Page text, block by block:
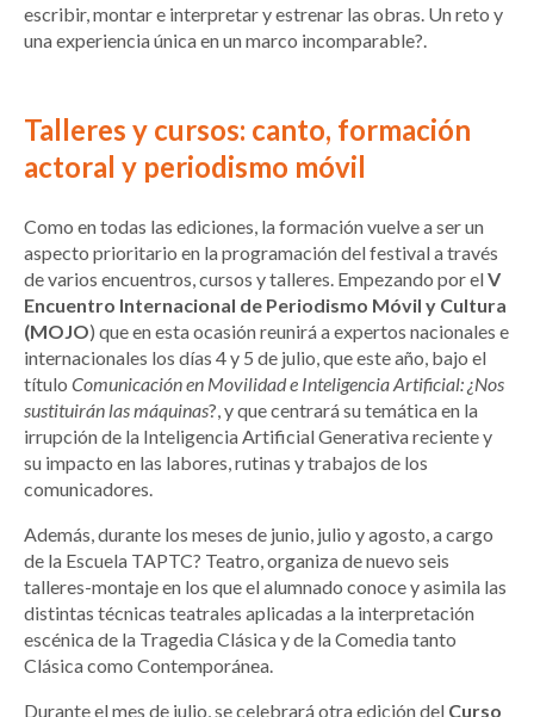
escribir, montar e interpretar y estrenar las obras. Un reto y
una experiencia única en un marco incomparable?.
Talleres y cursos: canto, formación
actoral y periodismo móvil
Como en todas las ediciones, la formación vuelve a ser un
aspecto prioritario en la programación del festival a través
de varios encuentros, cursos y talleres. Empezando por elV
Encuentro Internacional de Periodismo Móvil y Cultura
(MOJO) que en esta ocasión reunirá a expertos nacionales e
internacionales los días 4 y 5 de julio, que este año, bajo el
título Comunicación en Movilidad e Inteligencia Artificial: ¿Nos
sustituirán las máquinas?, y que centrará su temática en la
irrupción de la Inteligencia Artificial Generativa reciente y
su impacto en las labores, rutinas y trabajos de los
comunicadores.
Además, durante los meses de junio, julio y agosto, a cargo
de la Escuela TAPTC? Teatro, organiza de nuevo seis
talleres-montaje en los que el alumnado conoce y asimila las
distintas técnicas teatrales aplicadas a la interpretación
escénica de la Tragedia Clásica y de la Comedia tanto
Clásica como Contemporánea.
Durante el mes de julio, se celebrará otra edición del Curso